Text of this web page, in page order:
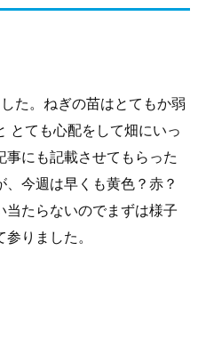
た。ねぎの苗はとてもか弱
とても心配をして畑にいっ
にも記載させてもらった
今週は早くも黄色？赤？
たらないのでまずは様子
りました。